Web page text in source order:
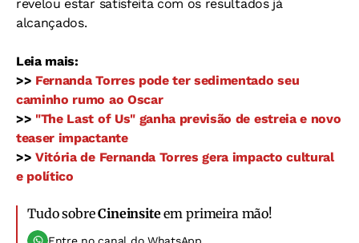
revelou estar satisfeita com os resultados já
alcançados.
Leia mais:
>> Fernanda Torres pode ter sedimentado seu
caminho rumo ao Oscar
>> "The Last of Us" ganha previsão de estreia e novo
teaser impactante
>>Vitória de Fernanda Torres gera impacto cultural
e político
Tudo sobreCineinsiteem primeira mão!